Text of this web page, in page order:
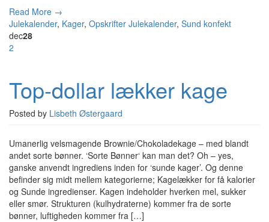
Read More →
Julekalender, Kager, Opskrifter Julekalender, Sund konfekt
dec28
2
Top-dollar lækker kage
Posted by Lisbeth Østergaard
Umanerlig velsmagende Brownie/Chokoladekage – med blandt
andet sorte bønner. ‘Sorte Bønner‘ kan man det? Oh – yes,
ganske anvendt ingrediens inden for ‘sunde kager’. Og denne
befinder sig midt mellem kategorierne; Kagelækker for få kalorier
og Sunde ingredienser. Kagen indeholder hverken mel, sukker
eller smør. Strukturen (kulhydraterne) kommer fra de sorte
bønner, luftigheden kommer fra […]